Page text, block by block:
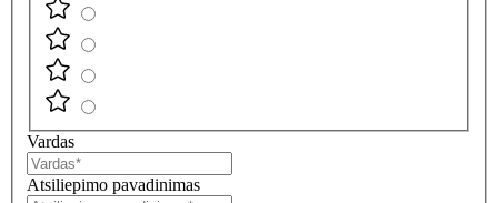
Vardas
Atsiliepimo pavadinimas